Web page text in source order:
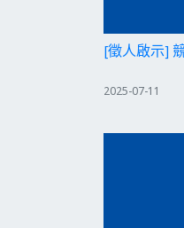
[徵人啟示]
2025-07-11